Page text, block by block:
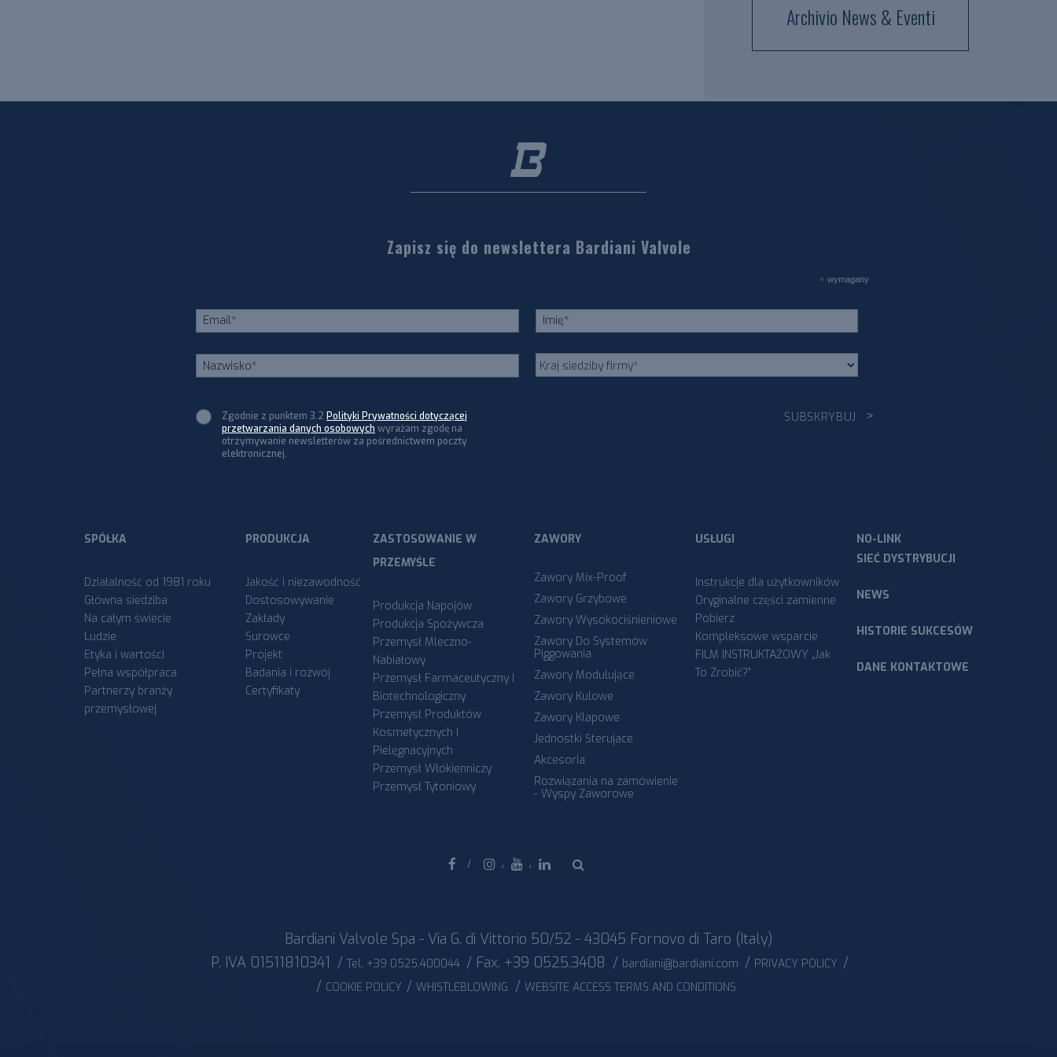
Archivio News & Eventi
Zapisz się do newslettera Bardiani Valvole
* wymagany
Zgodnie z punktem 3.2 Polityki Prywatności dotyczącej
przetwarzania danych osobowych wyrażam zgodę na
otrzymywanie newsletterów za pośrednictwem poczty
elektronicznej.
SPÓŁKA
Działalność od 1981 roku
Główna siedziba
Na całym świecie
Ludzie
Etyka i wartości
Pełna współpraca
Partnerzy branży
przemysłowej
PRODUKCJA
Jakość i niezawodność
Dostosowywanie
Zakłady
Surowce
Projekt
Badania i rozwój
Certyfikaty
ZASTOSOWANIE W
PRZEMYŚLE
Produkcja Napojów
Produkcja Spożywcza
Przemysł Mleczno-
Nabiałowy
Przemysł Farmaceutyczny I
Biotechnologiczny
Przemysł Produktów
Kosmetycznych I
Pielęgnacyjnych
Przemysł Włókienniczy
Przemysł Tytoniowy
ZAWORY
Zawory Mix-Proof
Zawory Grzybowe
Zawory Wysokociśnieniowe
Zawory Do Systemów
Piggowania
Zawory Modulujące
Zawory Kulowe
Zawory Klapowe
Jednostki Sterujace
Akcesoria
Rozwiązania na zamówienie
- Wyspy Zaworowe
USŁUGI
Instrukcje dla użytkowników
Oryginalne części zamienne
Pobierz
Kompleksowe wsparcie
FILM INSTRUKTAŻOWY „Jak
To Zrobić?”
NO-LINK
SIEĆ DYSTRYBUCJI
NEWS
HISTORIE SUKCESÓW
DANE KONTAKTOWE
Facebook
Bardiani Valvole Spa - Via G. di Vittorio 50/52 - 43045 Fornovo di Taro (Italy)
P. IVA 01511810341 / Tel. +39 0525.400044 / Fax. +39 0525.3408 / bardiani@bardiani.com / PRIVACY POLICY /
/ COOKIE POLICY / WHISTLEBLOWING / WEBSITE ACCESS TERMS AND CONDITIONS